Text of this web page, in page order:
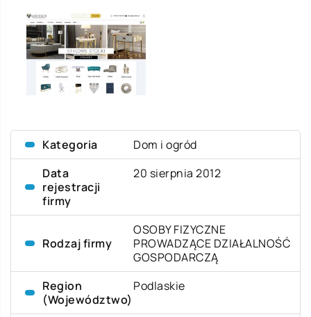
Kategoria
Dom i ogród
Data
rejestracji
firmy
20 sierpnia 2012
Rodzaj firmy
OSOBY FIZYCZNE
PROWADZĄCE DZIAŁALNOŚĆ
GOSPODARCZĄ
Region
(Województwo)
Podlaskie